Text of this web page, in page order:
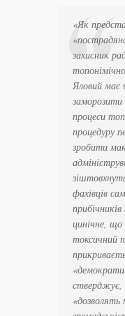
«Як
захисник
Яловий має
заморозити
процеси
процедуру
зробити
фахівців
цинічне, що
токсичний
стверджує,